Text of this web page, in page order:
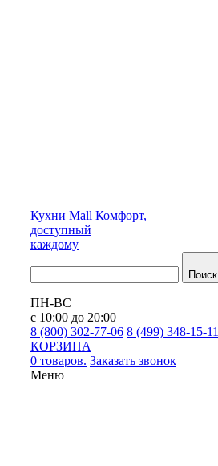
Кухни Mall Комфорт,
доступный
каждому
Поиск
ПН-ВС
с 10:00 до 20:00
8 (800) 302-77-06 8 (499) 348-15-11
КОРЗИНА
0 товаров. Заказать звонок
Меню